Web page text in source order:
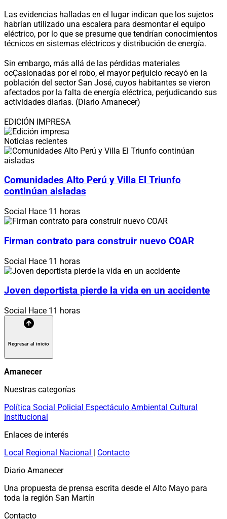
Las evidencias halladas en el lugar indican que los sujetos
habrían utilizado una escalera para desmontar el equipo
eléctrico, por lo que se presume que tendrían conocimientos
técnicos en sistemas eléctricos y distribución de energía.
Sin embargo, más allá de las pérdidas materiales
ocÇasionadas por el robo, el mayor perjuicio recayó en la
población del sector San José, cuyos habitantes se vieron
afectados por la falta de energía eléctrica, perjudicando sus
actividades diarias. (Diario Amanecer)
EDICIÓN IMPRESA
Noticias recientes
Comunidades Alto Perú y Villa El Triunfo
continúan aisladas
Social Hace 11 horas
Firman contrato para construir nuevo COAR
Social Hace 11 horas
Joven deportista pierde la vida en un accidente
Social Hace 11 horas
Regresar al inicio
Amanecer
Nuestras categorías
Política Social Policial Espectáculo Ambiental Cultural
Institucional
Enlaces de interés
Local Regional Nacional | Contacto
Diario Amanecer
Una propuesta de prensa escrita desde el Alto Mayo para
toda la región San Martín
Contacto